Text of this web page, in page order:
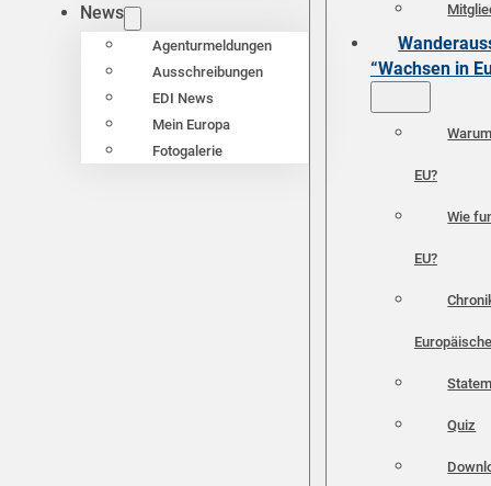
News
Agenturmeldungen
Ausschreibungen
EDI News
Mein Europa
Fotogalerie
“Wachsen in
EU?
Wie
EU?
Quiz